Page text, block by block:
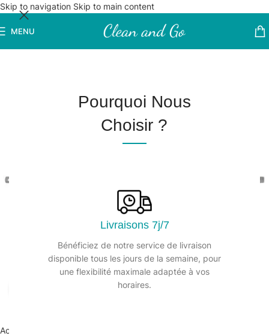
Pourquoi Nous
Choisir ?
Livraisons 7j/7
Bénéficiez de notre service de livraison
disponible tous les jours de la semaine, pour
une flexibilité maximale adaptée à vos
horaires.
Skip to navigation Skip to main content
MENU
Accueil